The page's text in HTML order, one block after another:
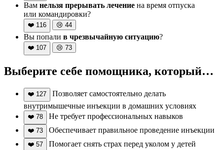
Вам нельзя прерывать лечение на время отпуска
или командировки?
❤️ 116 😢 44
Вы попали в чрезвычайную ситуацию?
❤️ 107 😢 73
Выберите себе помощника, который…
❤️ 127
Позволяет самостоятельно делать
внутримышечные инъекции в домашних условиях
❤️ 78 Не требует профессиональных навыков
❤️ 73 Обеспечивает правильное проведение инъекции
❤️ 57 Помогает снять страх перед уколом у детей